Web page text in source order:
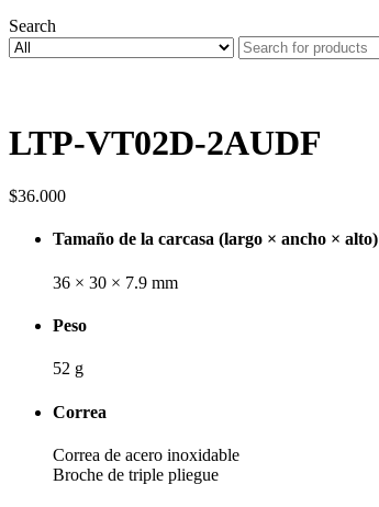
Search
LTP-VT02D-2AUDF
$36.000
Tamaño de la carcasa (largo × ancho × alto)
36 × 30 × 7.9 mm
Peso
52 g
Correa
Correa de acero inoxidable
Broche de triple pliegue